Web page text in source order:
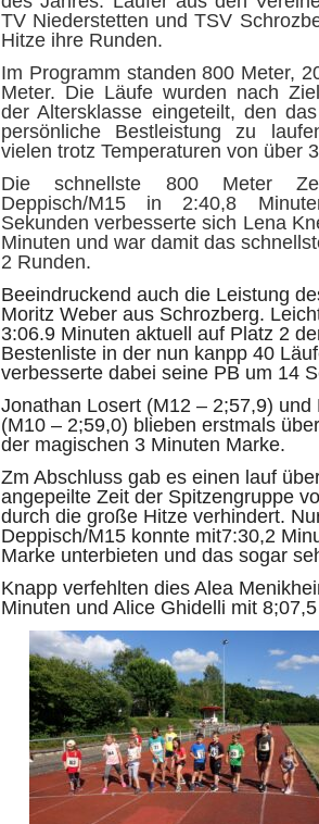
TV Niederstetten und TSV
Hitze ihre Runden.
Im Programm standen 800 Meter,
Meter. Die Läufe wurden nach
der Altersklasse eingeteilt, den
persönliche Bestleistung zu
vielen trotz Temperaturen von über
Die schnellste 800 Meter
Deppisch/M15 in 2:40,8
Sekunden verbesserte sich Lena
Minuten und war damit das
2 Runden.
Beeindruckend auch die Leistung
Moritz Weber aus Schrozberg.
3:06.9 Minuten aktuell auf Platz 2
Bestenliste in der nun kanpp 40
verbesserte dabei seine PB um 14
Jonathan Losert (M12 – 2;57,9) und
(M10 – 2;59,0) blieben erstmals
der magischen 3 Minuten Marke.
Zm Abschluss gab es einen lauf
angepeilte Zeit der Spitzengruppe
durch die große Hitze verhindert.
Deppisch/M15 konnte mit7:30,2
Marke unterbieten und das sogar
Knapp verfehlten dies Alea
Minuten und Alice Ghidelli mit